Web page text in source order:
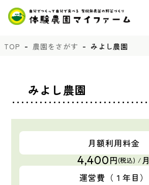
TOP 農園をさがす みよし農園
みよし農園
月額利用料金
4,400円(税込) /月
運営費 （１年目）